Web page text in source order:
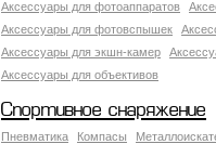
Аксессуары для фотоаппаратов
Аксессуары для фотовспышек
Аксессуары для экшн-камер
Аксессуары для объективов
Спортивное снаряжение
Пневматика Компасы